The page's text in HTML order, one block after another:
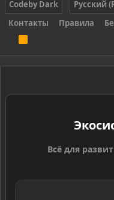
Codeby Dark
Русский
Контакты
Правила
S
Всё для